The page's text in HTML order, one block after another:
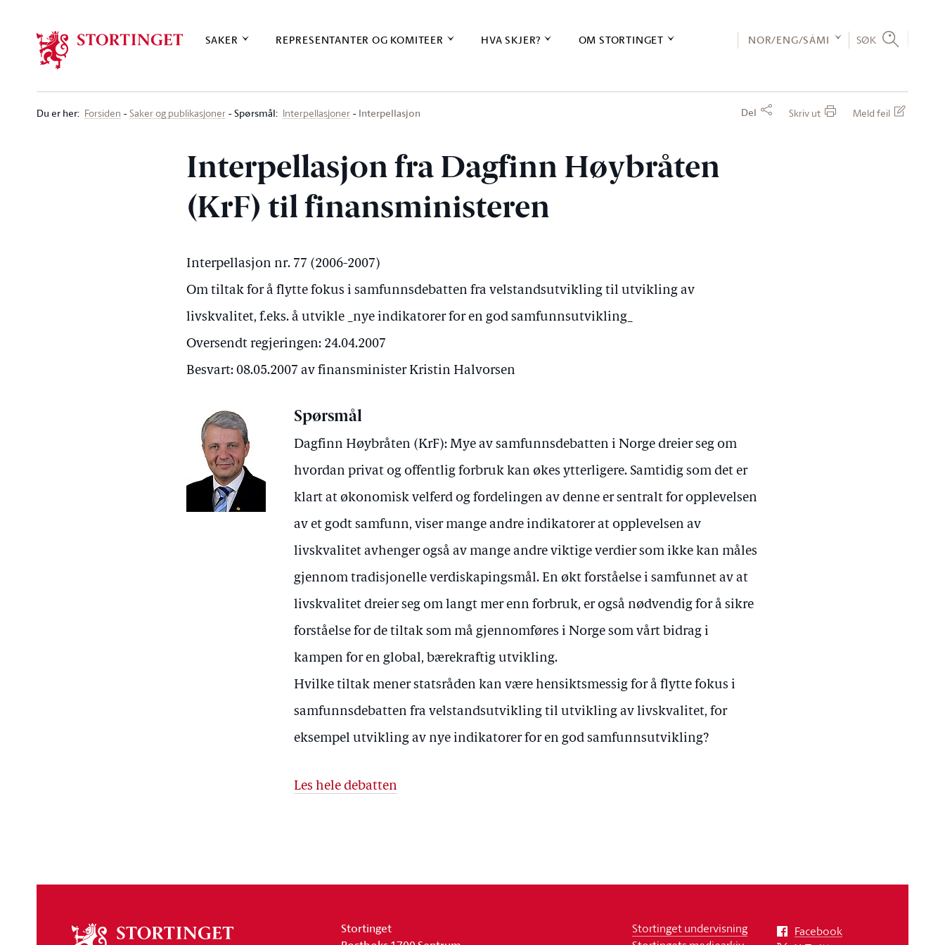
SAKER REPRESENTANTER OG KOMITEER HVA SKJER? OM STORTINGET NOR/ENG/SÁMI SØK
Du er her: Forsiden Saker og publikasjoner Spørsmål: Interpellasjoner Interpellasjon Del Skriv ut Meld feil
Interpellasjon fra Dagfinn Høybråten
(KrF) til finansministeren
Interpellasjon nr. 77 (2006-2007)
Om tiltak for å flytte fokus i samfunnsdebatten fra velstandsutvikling til utvikling av
livskvalitet, f.eks. å utvikle _nye indikatorer for en god samfunnsutvikling_
Oversendt regjeringen: 24.04.2007
Besvart: 08.05.2007 av finansminister Kristin Halvorsen
Spørsmål
Dagfinn Høybråten (KrF): Mye av samfunnsdebatten i Norge dreier seg om
hvordan privat og offentlig forbruk kan økes ytterligere. Samtidig som det er
klart at økonomisk velferd og fordelingen av denne er sentralt for opplevelsen
av et godt samfunn, viser mange andre indikatorer at opplevelsen av
livskvalitet avhenger også av mange andre viktige verdier som ikke kan måles
gjennom tradisjonelle verdiskapingsmål. En økt forståelse i samfunnet av at
livskvalitet dreier seg om langt mer enn forbruk, er også nødvendig for å sikre
forståelse for de tiltak som må gjennomføres i Norge som vårt bidrag i
kampen for en global, bærekraftig utvikling.
Hvilke tiltak mener statsråden kan være hensiktsmessig for å flytte fokus i
samfunnsdebatten fra velstandsutvikling til utvikling av livskvalitet, for
eksempel utvikling av nye indikatorer for en god samfunnsutvikling?
Les hele debatten
Stortinget
Stortinget undervisning
Facebook